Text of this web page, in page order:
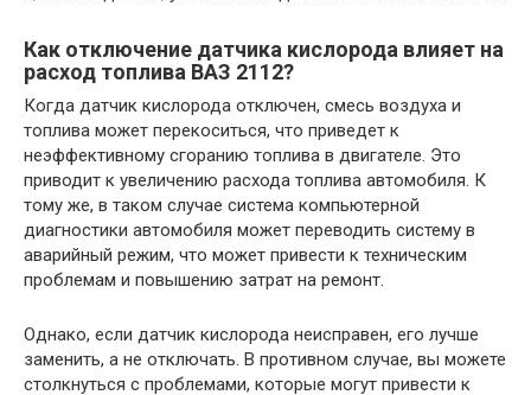
Как отключение датчика кислорода влияет на
расход топлива ВАЗ 2112?
Когда датчик кислорода отключен, смесь воздуха и
топлива может перекоситься, что приведет к
неэффективному сгоранию топлива в двигателе. Это
приводит к увеличению расхода топлива автомобиля. К
тому же, в таком случае система компьютерной
диагностики автомобиля может переводить систему в
аварийный режим, что может привести к техническим
проблемам и повышению затрат на ремонт.
Однако, если датчик кислорода неисправен, его лучше
заменить, а не отключать. В противном случае, вы можете
столкнуться с проблемами, которые могут привести к